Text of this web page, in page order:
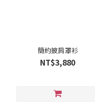
簡約披肩罩衫
NT$3,880